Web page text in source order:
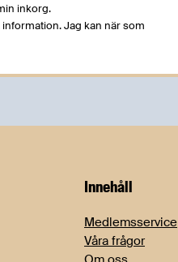
inkorg.
Jag kan när som
Innehåll
Medlemsservice
Våra frågor